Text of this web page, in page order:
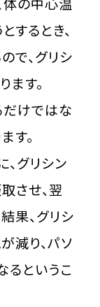
するとき、
で、グリシ
す。
だけではな
す。
グリシン
させ、翌
果、グリシ
減り、パソ
るというこ